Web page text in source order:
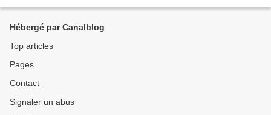
Hébergé par Canalblog
Top articles
Pages
Contact
Signaler un abus